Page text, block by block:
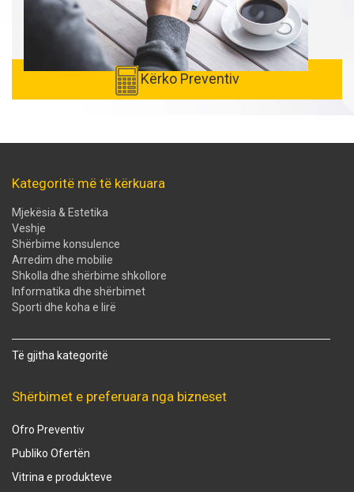
Kërko Preventiv
Kategoritë më të kërkuara
Mjekësia & Estetika
Veshje
Shërbime konsulence
Arredim dhe mobilie
Shkolla dhe shërbime shkollore
Informatika dhe shërbimet
Sporti dhe koha e lirë
Të gjitha kategoritë
Shërbimet e preferuara nga bizneset
Ofro Preventiv
Publiko Ofertën
Vitrina e produkteve